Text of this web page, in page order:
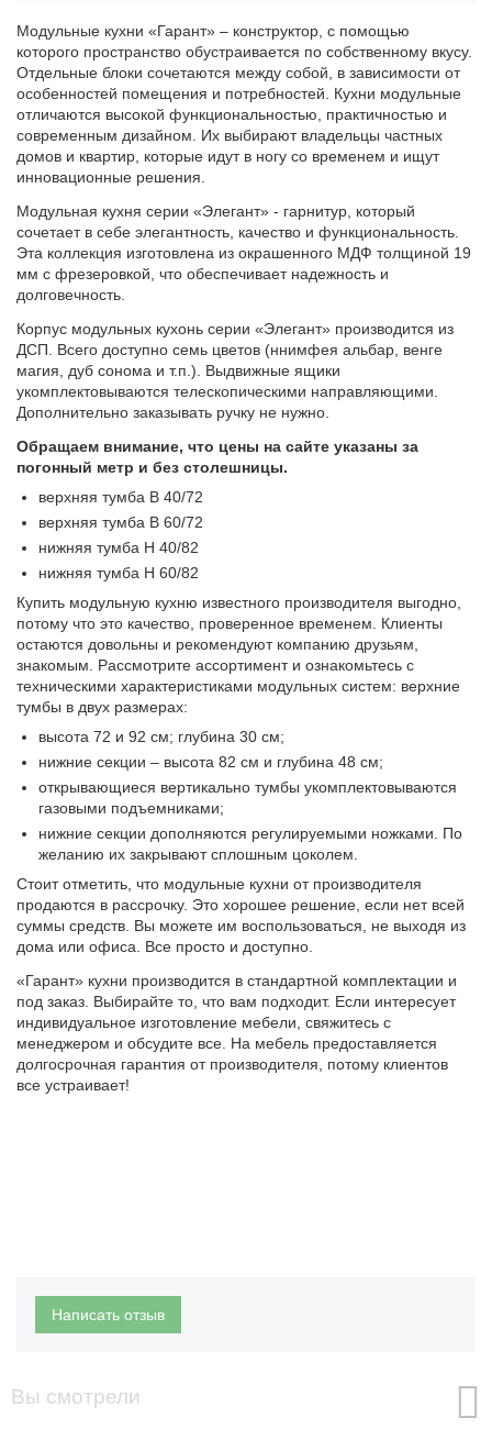
Модульные кухни «Гарант» – конструктор, с помощью
которого пространство обустраивается по собственному вкусу.
Отдельные блоки сочетаются между собой, в зависимости от
особенностей помещения и потребностей. Кухни модульные
отличаются высокой функциональностью, практичностью и
современным дизайном. Их выбирают владельцы частных
домов и квартир, которые идут в ногу со временем и ищут
инновационные решения.
Модульная кухня серии «Элегант» - гарнитур, который
сочетает в себе элегантность, качество и функциональность.
Эта коллекция изготовлена из окрашенного МДФ толщиной 19
мм с фрезеровкой, что обеспечивает надежность и
долговечность.
Корпус модульных кухонь серии «Элегант» производится из
ДСП. Всего доступно семь цветов (ннимфея альбар, венге
магия, дуб сонома и т.п.). Выдвижные ящики
укомплектовываются телескопическими направляющими.
Дополнительно заказывать ручку не нужно.
Обращаем внимание, что цены на сайте указаны за
погонный метр и без столешницы.
верхняя тумба В 40/72
верхняя тумба В 60/72
нижняя тумба Н 40/82
нижняя тумба Н 60/82
Купить модульную кухню известного производителя выгодно,
потому что это качество, проверенное временем. Клиенты
остаются довольны и рекомендуют компанию друзьям,
знакомым. Рассмотрите ассортимент и ознакомьтесь с
техническими характеристиками модульных систем: верхние
тумбы в двух размерах:
высота 72 и 92 см; глубина 30 см;
нижние секции – высота 82 см и глубина 48 см;
открывающиеся вертикально тумбы укомплектовываются
газовыми подъемниками;
нижние секции дополняются регулируемыми ножками. По
желанию их закрывают сплошным цоколем.
Стоит отметить, что модульные кухни от производителя
продаются в рассрочку. Это хорошее решение, если нет всей
суммы средств. Вы можете им воспользоваться, не выходя из
дома или офиса. Все просто и доступно.
«Гарант» кухни производится в стандартной комплектации и
под заказ. Выбирайте то, что вам подходит. Если интересует
индивидуальное изготовление мебели, свяжитесь с
менеджером и обсудите все. На мебель предоставляется
долгосрочная гарантия от производителя, потому клиентов
все устраивает!
Написать отзыв
Вы смотрели